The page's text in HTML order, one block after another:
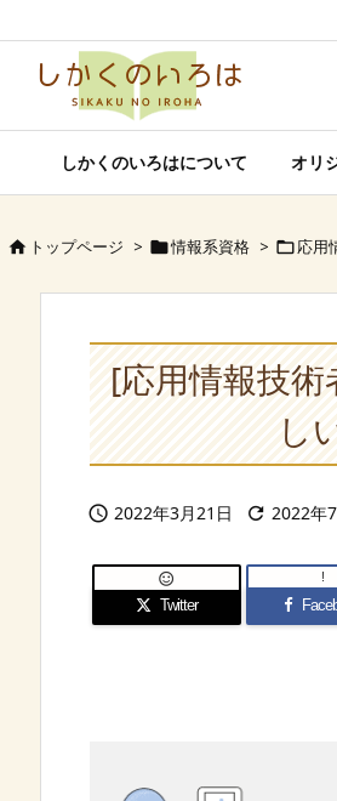
しかくのいろはについて オリ
 トップページ > 情報系資格 > 応用
[応用情報技
し
 2022年3月21日  2022年
Twitter
 !